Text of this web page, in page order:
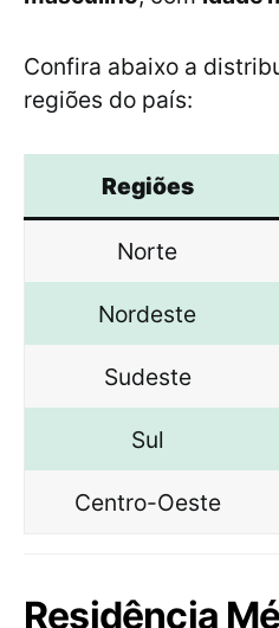
Confira abaixo a
regiões do país:
Regiões
Norte
Nordeste
Sudeste
Sul
Centro-Oeste
Residência